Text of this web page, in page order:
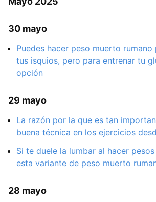
30 mayo
Puedes hacer peso muerto rumano
tus isquios, pero para entrenar tu
opción
29 mayo
La razón por la que es tan
buena técnica en los ejercicios
Si te duele la lumbar al hacer
esta variante de peso muerto
28 mayo